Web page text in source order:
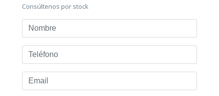
Consúltenos por stock
Nombre
Teléfono
Email